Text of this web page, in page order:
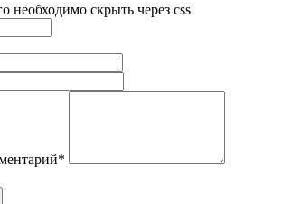
необходимо скрыть через css